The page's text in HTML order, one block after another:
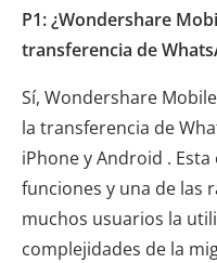
P1: ¿Wondershare
transferencia de
Sí, Wondershare
la transferencia de
iPhone y Android .
funciones y una de las
muchos usuarios la
complejidades de la